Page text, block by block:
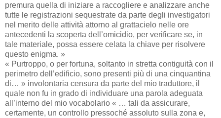
premura quella di iniziare a raccogliere e analizzare anche
tutte le registrazioni sequestrate da parte degli investigatori
nel merito delle attività attorno al grattacielo nelle ore
antecedenti la scoperta dell’omicidio, per verificare se, in
tale materiale, possa essere celata la chiave per risolvere
questo enigma. »
« Purtroppo, o per fortuna, soltanto in stretta contiguità con il
perimetro dell’edificio, sono presenti più di una cinquantina
di… » involontaria censura da parte del mio traduttore, il
quale non fu in grado di individuare una parola adeguata
all’interno del mio vocabolario « … tali da assicurare,
certamente, un controllo pressoché assoluto sulla zona e,